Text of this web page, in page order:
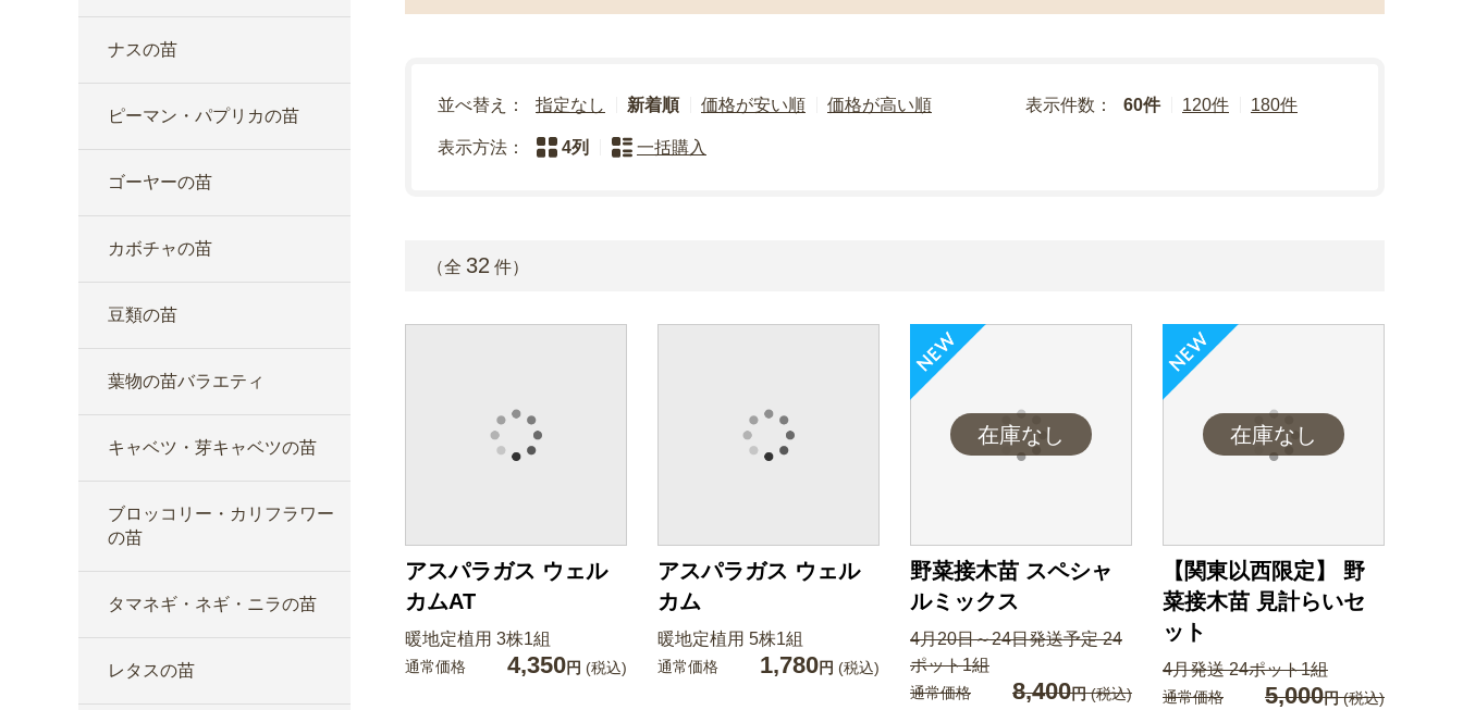
ナスの苗
ピーマン・パプリカの苗
ゴーヤーの苗
カボチャの苗
豆類の苗
葉物の苗バラエティ
キャベツ・芽キャベツの苗
ブロッコリー・カリフラワー
の苗
タマネギ・ネギ・ニラの苗
レタスの苗
並べ替え： 指定なし 新着順 価格が安い順 価格が高い順 表示件数： 60件 120件 180件
表示方法： 4列 一括購入
（全 32 件）
アスパラガス ウェル
カムAT
暖地定植用 3株1組
通常価格 4,350円 (税込)
アスパラガス ウェル
カム
暖地定植用 5株1組
通常価格 1,780円 (税込)
野菜接木苗 スペシャ
ルミックス
4月20日～24日発送予定 24
ポット1組
通常価格 8,400円(税込)
【関東以西限定】 野
菜接木苗 見計らいセ
ット
4月発送 24ポット1組
通常価格 5,000円(税込)